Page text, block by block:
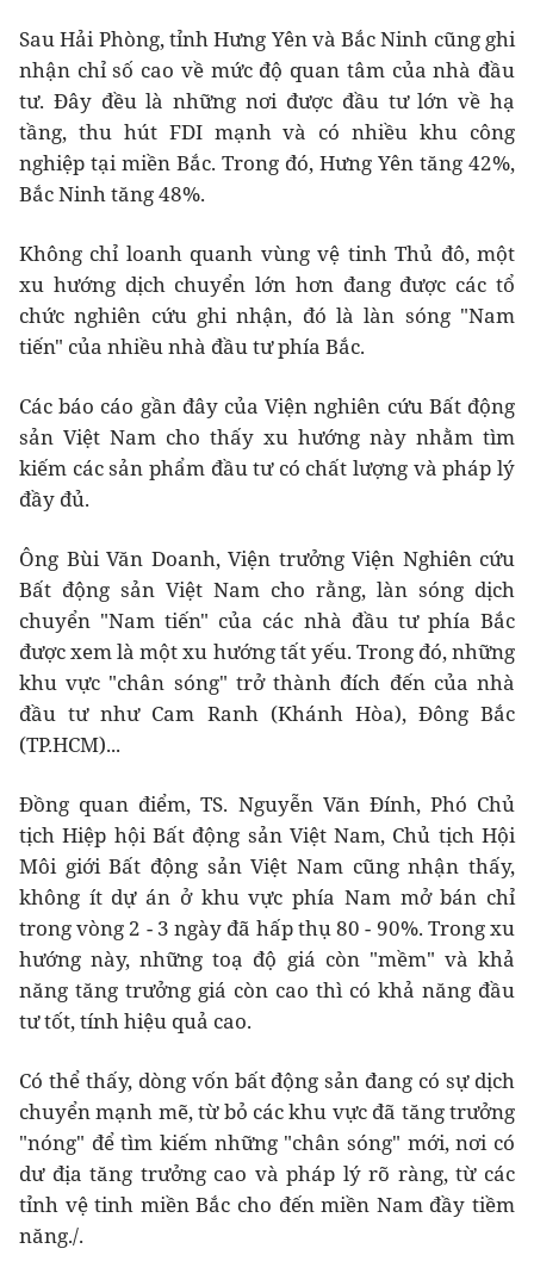
Sau Hải Phòng, tỉnh Hưng Yên và Bắc Ninh cũng ghi
nhận chỉ số cao về mức độ quan tâm của nhà đầu
tư. Đây đều là những nơi được đầu tư lớn về hạ
tầng, thu hút FDI mạnh và có nhiều khu công
nghiệp tại miền Bắc. Trong đó, Hưng Yên tăng 42%,
Bắc Ninh tăng 48%.
Không chỉ loanh quanh vùng vệ tinh Thủ đô, một
xu hướng dịch chuyển lớn hơn đang được các tổ
chức nghiên cứu ghi nhận, đó là làn sóng "Nam
tiến" của nhiều nhà đầu tư phía Bắc.
Các báo cáo gần đây của Viện nghiên cứu Bất động
sản Việt Nam cho thấy xu hướng này nhằm tìm
kiếm các sản phẩm đầu tư có chất lượng và pháp lý
đầy đủ.
Ông Bùi Văn Doanh, Viện trưởng Viện Nghiên cứu
Bất động sản Việt Nam cho rằng, làn sóng dịch
chuyển "Nam tiến" của các nhà đầu tư phía Bắc
được xem là một xu hướng tất yếu. Trong đó, những
khu vực "chân sóng" trở thành đích đến của nhà
đầu tư như Cam Ranh (Khánh Hòa), Đông Bắc
(TP.HCM)...
Đồng quan điểm, TS. Nguyễn Văn Đính, Phó Chủ
tịch Hiệp hội Bất động sản Việt Nam, Chủ tịch Hội
Môi giới Bất động sản Việt Nam cũng nhận thấy,
không ít dự án ở khu vực phía Nam mở bán chỉ
trong vòng 2 - 3 ngày đã hấp thụ 80 - 90%. Trong xu
hướng này, những toạ độ giá còn "mềm" và khả
năng tăng trưởng giá còn cao thì có khả năng đầu
tư tốt, tính hiệu quả cao.
Có thể thấy, dòng vốn bất động sản đang có sự dịch
chuyển mạnh mẽ, từ bỏ các khu vực đã tăng trưởng
"nóng" để tìm kiếm những "chân sóng" mới, nơi có
dư địa tăng trưởng cao và pháp lý rõ ràng, từ các
tỉnh vệ tinh miền Bắc cho đến miền Nam đầy tiềm
năng./.